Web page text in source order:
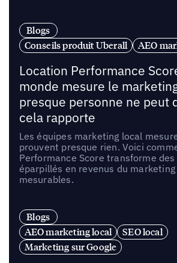
Blogs
Conseils produit Uberall
AEO
Location Performance
monde mesure le
presque personne ne peut
cela rapporte
Les équipes marketing local
prouvent presque rien. Voici
Performance Score transforme
éparpillés en revenus du
mesurables.
Blogs
AEO marketing local
SEO local
Marketing sur Google